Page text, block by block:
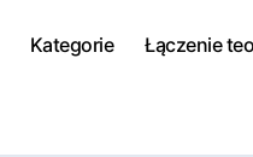
Kategorie Łączenie